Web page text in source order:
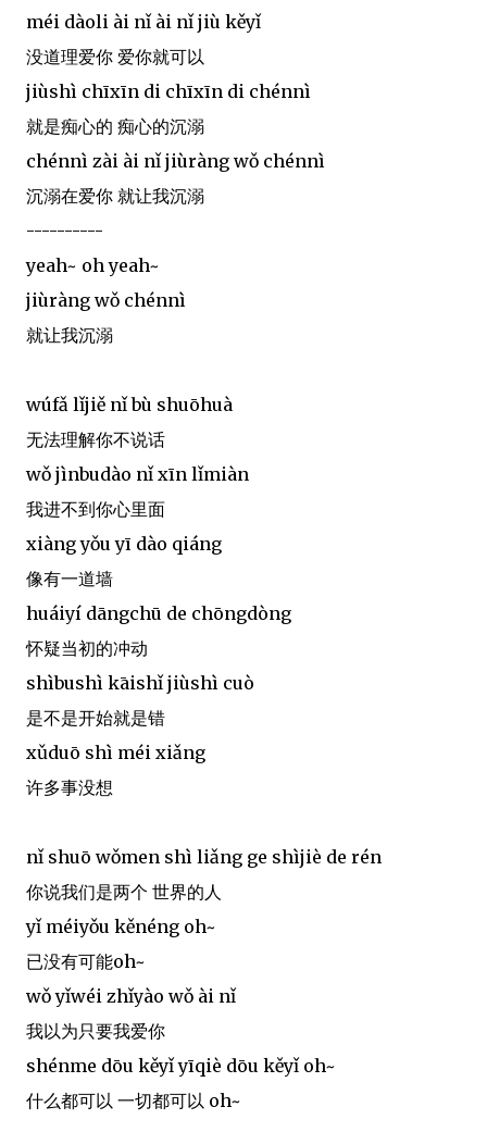
méi dàoli ài nǐ ài nǐ jiù kěyǐ
没道理爱你 爱你就可以
jiùshì chīxīn di chīxīn di chénnì
就是痴心的 痴心的沉溺
chénnì zài ài nǐ jiùràng wǒ chénnì
沉溺在爱你 就让我沉溺
----------
yeah~ oh yeah~
jiùràng wǒ chénnì
就让我沉溺
wúfǎ lǐjiě nǐ bù shuōhuà
无法理解你不说话
wǒ jìnbudào nǐ xīn lǐmiàn
我进不到你心里面
xiàng yǒu yī dào qiáng
像有一道墙
huáiyí dāngchū de chōngdòng
怀疑当初的冲动
shìbushì kāishǐ jiùshì cuò
是不是开始就是错
xǔduō shì méi xiǎng
许多事没想
nǐ shuō wǒmen shì liǎng ge shìjiè de rén
你说我们是两个 世界的人
yǐ méiyǒu kěnéng oh~
已没有可能oh~
wǒ yǐwéi zhǐyào wǒ ài nǐ
我以为只要我爱你
shénme dōu kěyǐ yīqiè dōu kěyǐ oh~
什么都可以 一切都可以 oh~